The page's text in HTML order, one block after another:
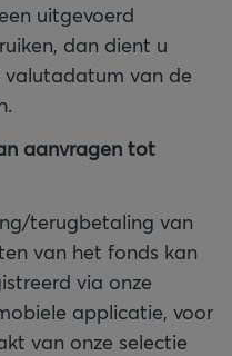
uitgevoerd
dan dient u
van de
aanvragen tot
terugbetaling van
van het fonds kan
via onze
applicatie, voor
van onze selectie